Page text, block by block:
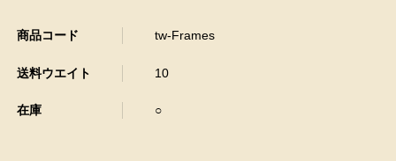
商品コード tw-Frames
送料ウエイト 10
在庫 ○